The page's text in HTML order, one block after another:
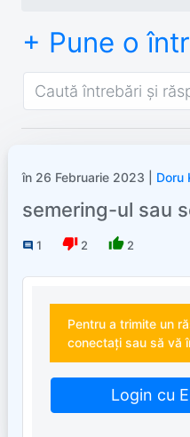
+ Pune o
în 26 Februarie 2023 | Doru
semering-ul sau
comment 1 thumb_down 2 thumb_up 2
Pentru a trimite un
conectați sau să vă
Login cu